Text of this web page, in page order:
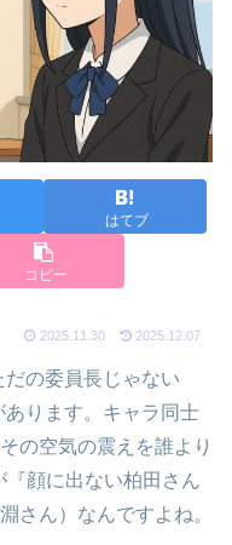
はてブ
コピー
2025.11.30 2025.12.07
だの委員長じゃない
あります。キャラ同士
の空気の震えを誰より
顔に出ない柏田さん
さん）なんですよね。